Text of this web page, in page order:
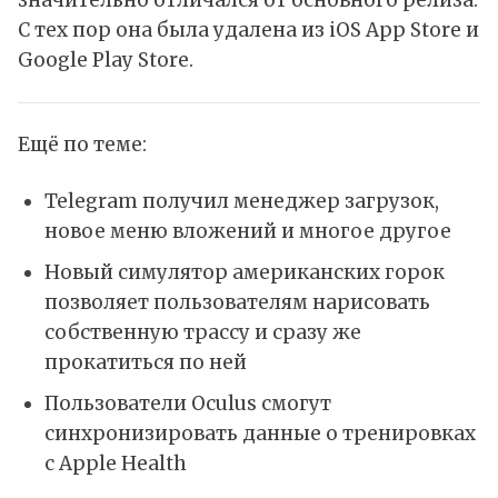
С тех пор она была удалена из iOS App Store и
Google Play Store.
Ещё по теме:
Telegram получил менеджер загрузок,
новое меню вложений и многое другое
Новый симулятор американских горок
позволяет пользователям нарисовать
собственную трассу и сразу же
прокатиться по ней
Пользователи Oculus смогут
синхронизировать данные о тренировках
с Apple Health